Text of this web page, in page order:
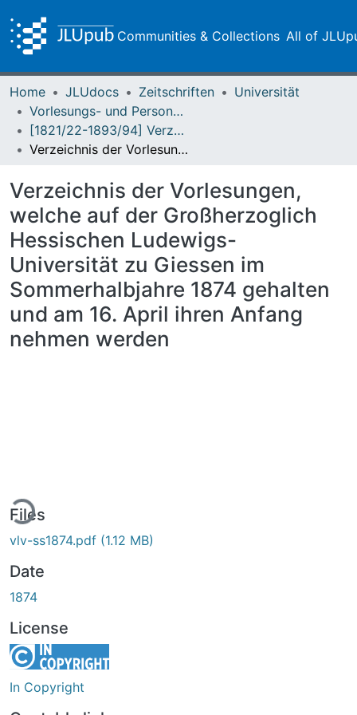
Communities & Collections All of
Home JLUdocs Zeitschriften
Universität
Vorlesungs- und Personalverzeichnis / Justus-Liebig-Universität Gießen
[1821/22-1893/94] Verzeichniß der Vorlesungen / Großherzoglich Hessische Universität zu Giessen
Verzeichnis der Vorlesungen, welche auf der Großherzoglich Hessischen Ludewigs-Universität zu Giessen im Sommerhalbjahre 1874 gehalten und am 16. April ihren Anfang nehmen werden
Verzeichnis der Vorlesungen,
welche auf der Großherzoglich
Hessischen Ludewigs-
Universität zu Giessen im
Sommerhalbjahre 1874 gehalten
und am 16. April ihren Anfang
nehmen werden
Files
vlv-ss1874.pdf (1.12 MB)
Date
1874
License
In Copyright